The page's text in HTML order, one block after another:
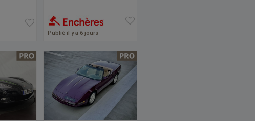
Publié il y a 6 jours